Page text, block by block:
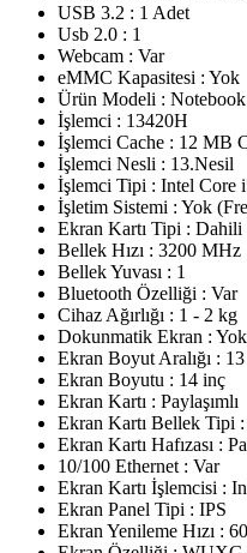
USB 3.2 : 1 Adet
Usb 2.0 : 1
Webcam : Var
eMMC Kapasitesi : Yok
Ürün Modeli : Notebook
İşlemci : 13420H
İşlemci Cache : 12 MB
İşlemci Nesli : 13.Nesil
İşlemci Tipi : Intel Core
İşletim Sistemi : Yok
Ekran Kartı Tipi : Dahili
Bellek Hızı : 3200 MHz
Bellek Yuvası : 1
Bluetooth Özelliği : Var
Cihaz Ağırlığı : 1 - 2 kg
Dokunmatik Ekran : Yok
Ekran Boyut Aralığı :
Ekran Boyutu : 14 inç
Ekran Kartı : Paylaşımlı
Ekran Kartı Bellek Tipi :
Ekran Kartı Hafızası :
10/100 Ethernet : Var
Ekran Kartı İşlemcisi :
Ekran Panel Tipi : IPS
Ekran Yenileme Hızı :